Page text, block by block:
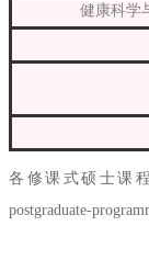
健康科学
各修课式硕士课程
postgraduate-